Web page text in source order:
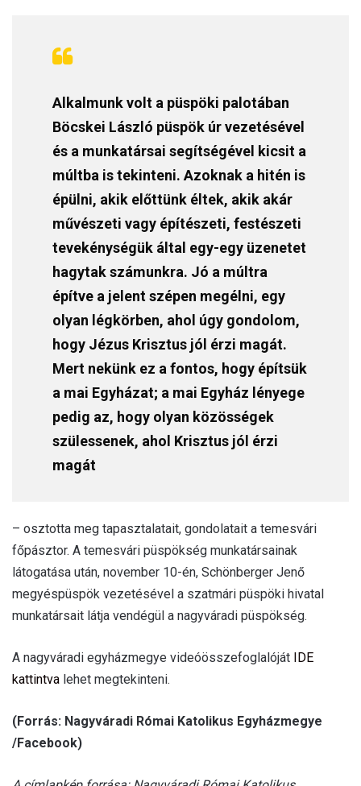
Alkalmunk volt a püspöki palotában
Böcskei László püspök úr vezetésével
és a munkatársai segítségével kicsit a
múltba is tekinteni. Azoknak a hitén is
épülni, akik előttünk éltek, akik akár
művészeti vagy építészeti, festészeti
tevekénységük által egy-egy üzenetet
hagytak számunkra. Jó a múltra
építve a jelent szépen megélni, egy
olyan légkörben, ahol úgy gondolom,
hogy Jézus Krisztus jól érzi magát.
Mert nekünk ez a fontos, hogy építsük
a mai Egyházat; a mai Egyház lényege
pedig az, hogy olyan közösségek
szülessenek, ahol Krisztus jól érzi
magát
– osztotta meg tapasztalatait, gondolatait a temesvári
főpásztor. A temesvári püspökség munkatársainak
látogatása után, november 10-én, Schönberger Jenő
megyéspüspök vezetésével a szatmári püspöki hivatal
munkatársait látja vendégül a nagyváradi püspökség.
A nagyváradi egyházmegye videóösszefoglalóját IDE
kattintva lehet megtekinteni.
(Forrás: Nagyváradi Római Katolikus Egyházmegye
/Facebook)